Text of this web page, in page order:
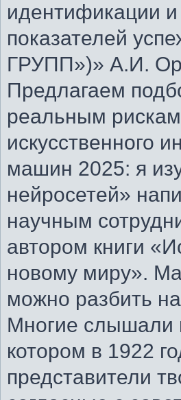
идентификации
показателей
ГРУПП»)» А.И.
Предлагаем
реальным
искусственного
машин 2025: я
нейросетей»
научным
автором книги
новому миру».
можно разбить
Многие слышали
котором в 1922
представители